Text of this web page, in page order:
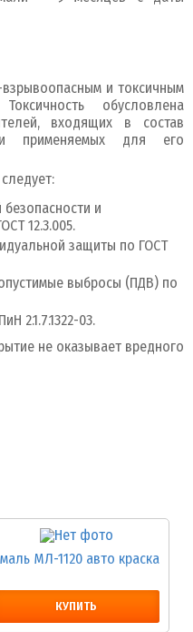
и токсичным
обусловлена
входящих в состав
и применяемых для его
и
12.3.005.
защиты по ГОСТ
выбросы (ПДВ) по
2.1.7.1322-03.
не оказывает вредного
МЛ-1120 авто краска
КУПИТЬ